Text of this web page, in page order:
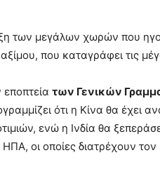
των μεγάλων χωρών που
που καταγράφει τις
των Γενικών
ότι η Κίνα θα έχει
ενώ η Ινδία θα
οι οποίες διατρέχουν